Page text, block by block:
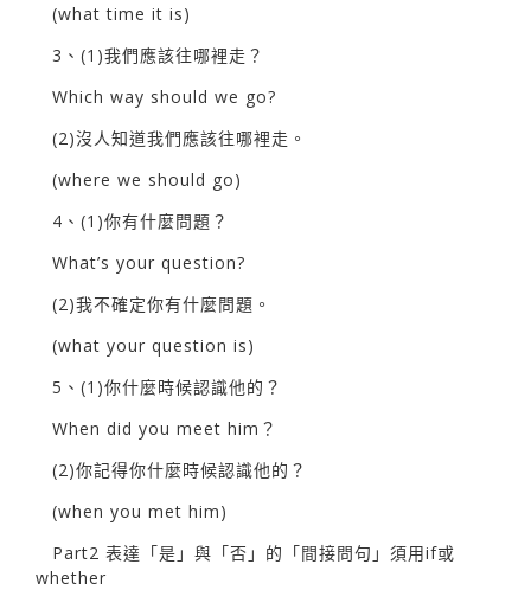
(what time it is)
3、(1)我們應該往哪裡走？
Which way should we go?
(2)沒人知道我們應該往哪裡走。
(where we should go)
4、(1)你有什麼問題？
What’s your question?
(2)我不確定你有什麼問題。
(what your question is)
5、(1)你什麼時候認識他的？
When did you meet him？
(2)你記得你什麼時候認識他的？
(when you met him)
Part2 表達「是」與「否」的「間接問句」須用if或
whether